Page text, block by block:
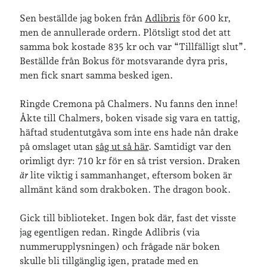
Senaste kommentarer
KarinomVålådalsfyrkanten 2024
MariaomVår bröllopsdikt
Fredrik DomLäste i Språktidningen om SÖ-stilen…
Mandalorian, vandring och sommarväder – Helenas dagarom
Vandring mellan Ösmo och Segersäng i sommarväder
Arkiv
Arkiv
Just nu läser jag
Sen beställde jag boken frånAdlibris för 600 kr,
men de annullerade ordern. Plötsligt stod det att
samma bok kostade 835 kr och var “Tillfälligt slut”.
Beställde från Bokus för motsvarande dyra pris,
men fick snart samma besked igen.
Ringde Cremona på Chalmers. Nu fanns den inne!
Åkte till Chalmers, boken visade sig vara en tattig,
häftad studentutgåva som inte ens hade nån drake
på omslaget utan såg ut så här. Samtidigt var den
orimligt dyr: 710 kr för en så trist version. Draken
är lite viktig i sammanhanget, eftersom boken är
allmänt känd som drakboken. The dragon book.
Gick till biblioteket. Ingen bok där, fast det visste
jag egentligen redan. Ringde Adlibris (via
nummerupplysningen) och frågade när boken
skulle bli tillgänglig igen, pratade med en